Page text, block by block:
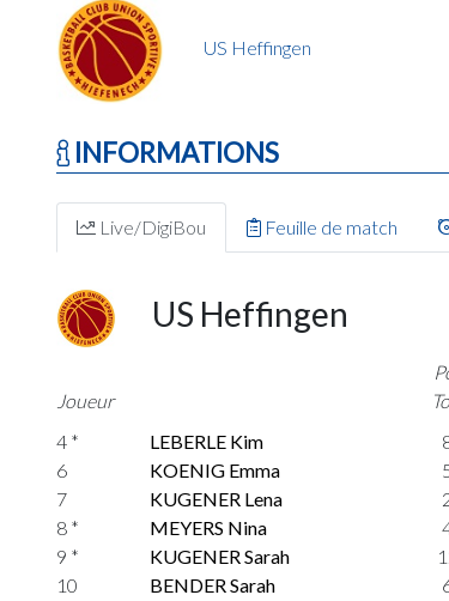
US Heffingen
INFORMATIONS
Live/DigiBou Feuille de match
US Heffingen
Joueur
4 *
LEBERLE Kim
6
KOENIG Emma
7
KUGENER Lena
8 *
MEYERS Nina
9 *
KUGENER Sarah
10
BENDER Sarah